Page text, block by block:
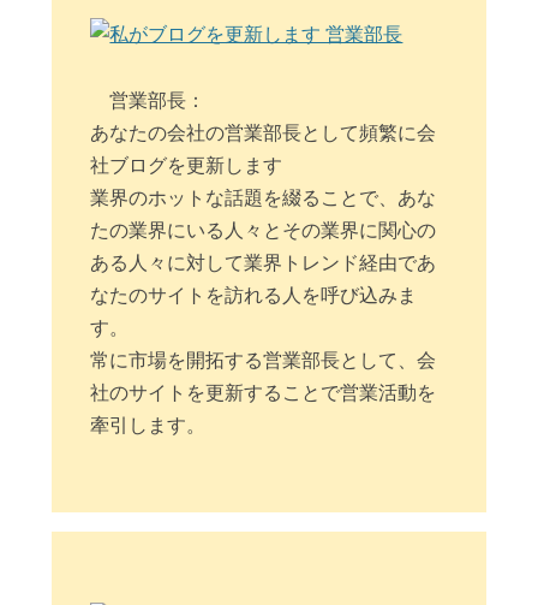
営業部長：
あなたの会社の営業部長として頻繁に会
社ブログを更新します
業界のホットな話題を綴ることで、あな
たの業界にいる人々とその業界に関心の
ある人々に対して業界トレンド経由であ
なたのサイトを訪れる人を呼び込みま
す。
常に市場を開拓する営業部長として、会
社のサイトを更新することで営業活動を
牽引します。